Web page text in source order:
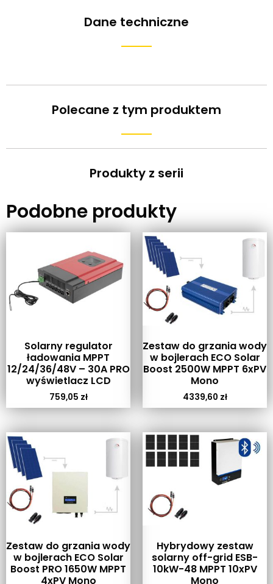
Dane techniczne
Polecane z tym produktem
Produkty z serii
Podobne produkty
Solarny regulator
ładowania MPPT
12/24/36/48V – 30A PRO
wyświetlacz LCD
759,05 zł
Zestaw do grzania wody
w bojlerach ECO Solar
Boost 2500W MPPT 6xPV
Mono
4339,60 zł
Zestaw do grzania wody
w bojlerach ECO Solar
Boost PRO 1650W MPPT
4xPV Mono
Hybrydowy zestaw
solarny off-grid ESB-
10kW-48 MPPT 10xPV
Mono